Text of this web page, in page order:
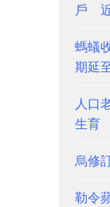
戶
螞蟻
期延
人口
生育
烏修
勒令